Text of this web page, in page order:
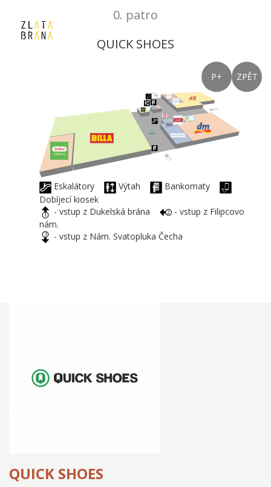
0. patro
QUICK SHOES
ZPĚT
P+
Eskalátory Výtah
Bankomaty
Dobíjecí kiosek
- vstup z Dukelská brána
- vstup z Filipcovo
nám.
- vstup z Nám. Svatopluka Čecha
QUICK SHOES